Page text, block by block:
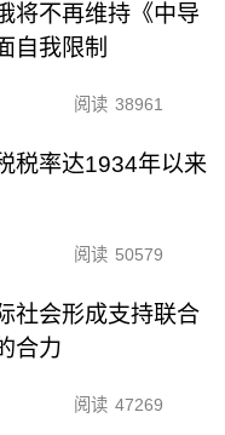
将不再维持《中导
自我限制
阅读 38961
税率达1934年以来
阅读 50579
社会形成支持联合
合力
阅读 47269